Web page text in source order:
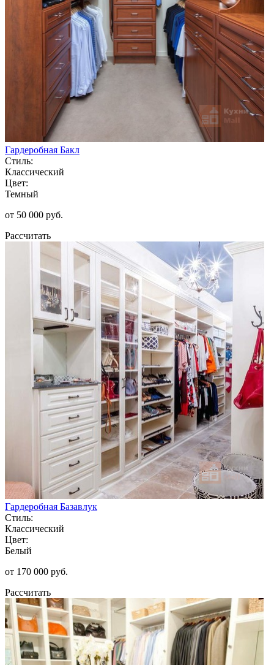
Гардеробная Бакл
Стиль:
Классический
Цвет:
Темный
от 50 000 руб.
Рассчитать
Гардеробная Базавлук
Стиль:
Классический
Цвет:
Белый
от 170 000 руб.
Рассчитать